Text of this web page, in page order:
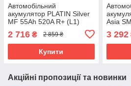
Автомобільний
акумулятор PLATIN Silver
MF 55Ah 520A R+ (L1)
2 716 ₴ 2 859 ₴
Купити
Asia
3 292
Акційні пропозиції та новинки